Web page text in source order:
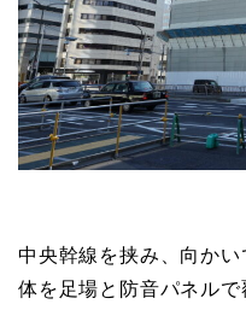
中央幹線を挟み、向か
体を足場と防音パネル